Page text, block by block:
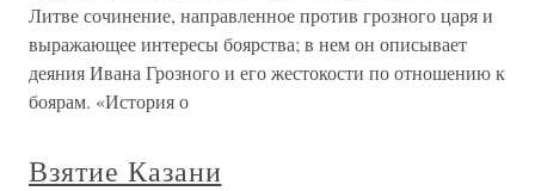
Литве сочинение, направленное против грозного царя и
выражающее интересы боярства; в нем он описывает
деяния Ивана Грозного и его жестокости по отношению к
боярам. «История о
Взятие Казани